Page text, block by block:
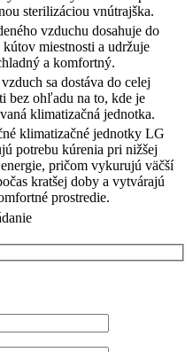
sterilizáciou vnútrajška.
vzduchu dosahuje do
miestnosti a udržuje
a komfortný.
sa dostáva do celej
bez ohľadu na to, kde je
klimatizačná jednotka.
klimatizačné jednotky LG
potrebu kúrenia pri nižšej
pričom vykurujú väčší
kratšej doby a vytvárajú
prostredie.